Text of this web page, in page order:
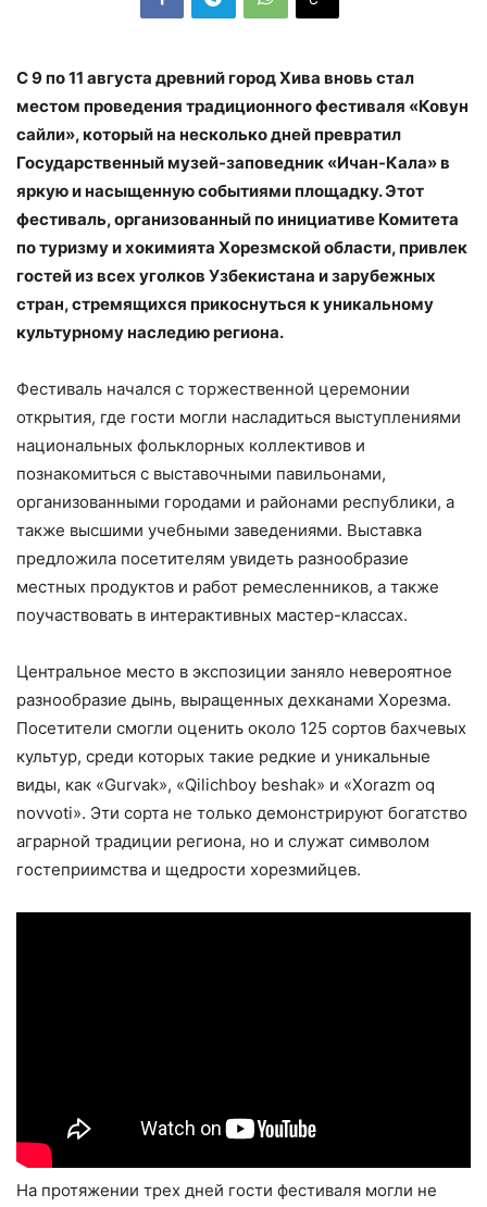
С 9 по 11 августа древний город Хива вновь стал
местом проведения традиционного фестиваля «Ковун
сайли», который на несколько дней превратил
Государственный музей-заповедник «Ичан-Кала» в
яркую и насыщенную событиями площадку. Этот
фестиваль, организованный по инициативе Комитета
по туризму и хокимията Хорезмской области, привлек
гостей из всех уголков Узбекистана и зарубежных
стран, стремящихся прикоснуться к уникальному
культурному наследию региона.
Фестиваль начался с торжественной церемонии
открытия, где гости могли насладиться выступлениями
национальных фольклорных коллективов и
познакомиться с выставочными павильонами,
организованными городами и районами республики, а
также высшими учебными заведениями. Выставка
предложила посетителям увидеть разнообразие
местных продуктов и работ ремесленников, а также
поучаствовать в интерактивных мастер-классах.
Центральное место в экспозиции заняло невероятное
разнообразие дынь, выращенных дехканами Хорезма.
Посетители смогли оценить около 125 сортов бахчевых
культур, среди которых такие редкие и уникальные
виды, как «Gurvak», «Qilichboy beshak» и «Xorazm oq
novvoti». Эти сорта не только демонстрируют богатство
аграрной традиции региона, но и служат символом
гостеприимства и щедрости хорезмийцев.
На протяжении трех дней гости фестиваля могли не